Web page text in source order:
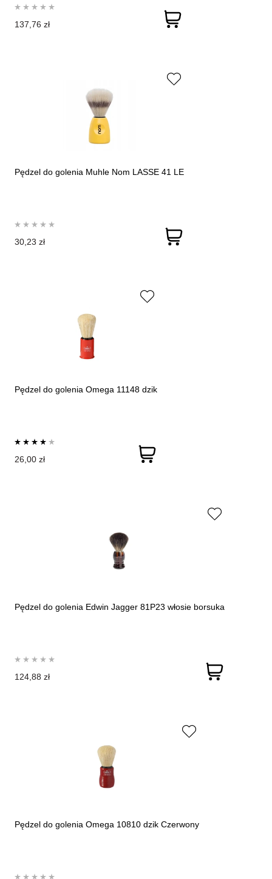
137,76 zł
Pędzel do golenia Muhle Nom LASSE 41 LE
30,23 zł
Pędzel do golenia Omega 11148 dzik
26,00 zł
Pędzel do golenia Edwin Jagger 81P23 włosie borsuka
124,88 zł
Pędzel do golenia Omega 10810 dzik Czerwony